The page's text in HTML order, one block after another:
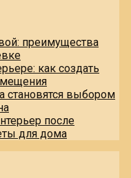
преимущества
как создать
становятся выбором
после
для дома